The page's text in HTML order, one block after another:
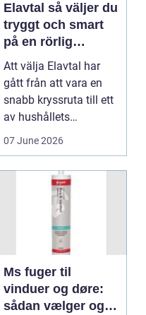
Elavtal så väljer du
tryggt och smart
på en rörlig
elmarknad
Att välja Elavtal har
gått från att vara en
snabb kryssruta till ett
av hushållets
viktigaste ekonom...
07 June 2026
Ms fuger til
vinduer og døre:
sådan vælger og